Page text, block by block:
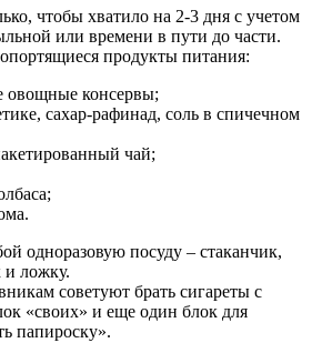
чтобы хватило на 2-3 дня с учетом
или времени в пути до части.
продукты питания:
овощные консервы;
сахар-рафинад, соль в спичечном
чай;
одноразовую посуду – стаканчик,
и ложку.
советуют брать сигареты с
«своих» и еще один блок для
папироску».